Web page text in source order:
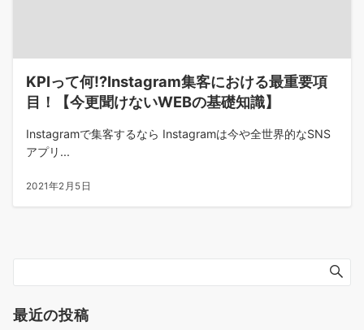
KPIって何⁉Instagram集客における最重要項
目！【今更聞けないWEBの基礎知識】
Instagramで集客するなら Instagramは今や全世界的なSNS
アプリ...
2021年2月5日
最近の投稿